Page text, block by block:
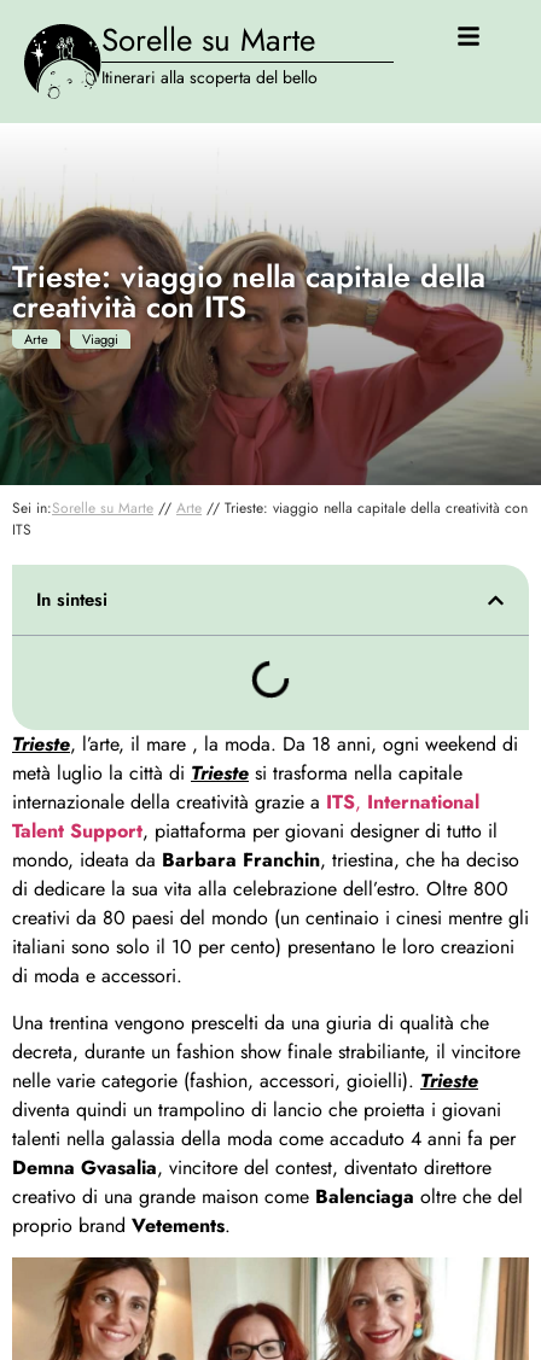
Sorelle su Marte
Itinerari alla scoperta del bello
Trieste: viaggio nella capitale della
creatività con ITS
Arte Viaggi
Sei in:Sorelle su Marte // Arte // Trieste: viaggio nella capitale della creatività con
ITS
Trieste, l’arte, il mare , la moda. Da 18 anni, ogni weekend di
metà luglio la città di Trieste si trasforma nella capitale
internazionale della creatività grazie a ITS, International
Talent Support, piattaforma per giovani designer di tutto il
mondo, ideata da Barbara Franchin, triestina, che ha deciso
di dedicare la sua vita alla celebrazione dell’estro. Oltre 800
creativi da 80 paesi del mondo (un centinaio i cinesi mentre gli
italiani sono solo il 10 per cento) presentano le loro creazioni
di moda e accessori.
Una trentina vengono prescelti da una giuria di qualità che
decreta, durante un fashion show finale strabiliante, il vincitore
nelle varie categorie (fashion, accessori, gioielli). Trieste
diventa quindi un trampolino di lancio che proietta i giovani
talenti nella galassia della moda come accaduto 4 anni fa per
Demna Gvasalia, vincitore del contest, diventato direttore
creativo di una grande maison come Balenciaga oltre che del
proprio brand Vetements.
In sintesi